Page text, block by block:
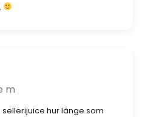
m
hur länge som